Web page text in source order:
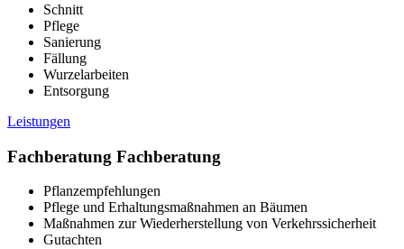
Schnitt
Pflege
Sanierung
Fällung
Wurzelarbeiten
Entsorgung
Leistungen
Fachberatung Fachberatung
Pflanzempfehlungen
Pflege und Erhaltungsmaßnahmen an Bäumen
Maßnahmen zur Wiederherstellung von Verkehrssicherheit
Gutachten